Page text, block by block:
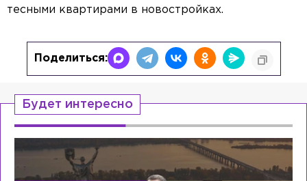
тесными квартирами в новостройках.
Поделиться:
Будет интересно